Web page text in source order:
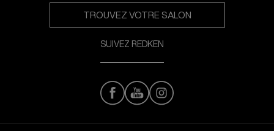
TROUVEZ VOTRE SALON
SUIVEZ REDKEN